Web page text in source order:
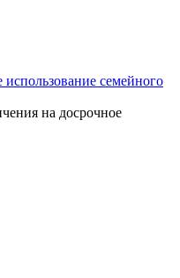
семейного
на досрочное